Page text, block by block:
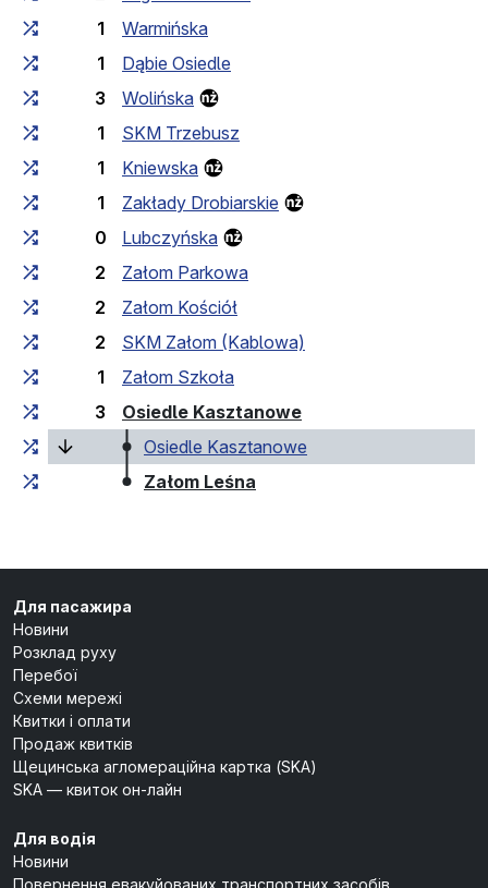
1
Warmińska
1
Dąbie Osiedle
3
Wolińska
1
SKM Trzebusz
1
Kniewska
1
Zakłady Drobiarskie
0
Lubczyńska
2
Załom Parkowa
2
Załom Kościół
2
SKM Załom (Kablowa)
1
Załom Szkoła
3
Osiedle Kasztanowe(кінцева зупинка)
Osiedle Kasztanowe
Załom Leśna
Для пасажира
Новини
Розклад руху
Перебої
Схеми мережі
Квитки і оплати
Продаж квитків
Щецинська агломераційна картка (SKA)
SKA — квиток он-лайн
Для водія
Новини
Повернення евакуйованих транспортних засобів